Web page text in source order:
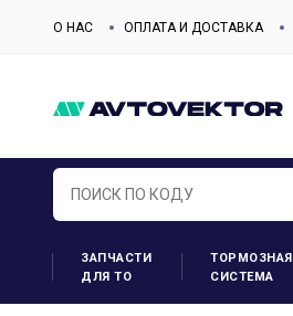
О НАС ОПЛАТА И ДОСТАВКА
ЗАПЧАСТИ
ДЛЯ ТО
ТОРМОЗНАЯ
СИСТЕМА